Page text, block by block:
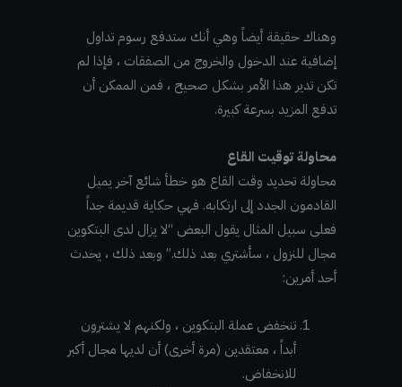
وهناك حقيقة أيضاً وهي أنك ستدفع رسوم تداول
إضافية عند الدخول والخروج من الصفقات ، فإذا لم
تكن تدير هذا الأمر بشكل صحيح ، فمن الممكن أن
تدفع المزيد بسرعة كبيرة.
محاولة توقيت القاع
محاولة تحديد وقت القاع هو خطأ شائع آخر يميل
القادمون الجدد إلى ارتكابه. فهي حكاية قديمة جداً
فعلى سبيل المثال يقول البعض “لا يزال لدى البتكوين
مجال للنزول ، سأشتري بعد ذلك.” وبعد ذلك ، يحدث
أحد أمرين:
تنخفض عملة البتكوين ، ولكنهم لا يشترون
أبداً ، معتقدين (مرة أخرى) أن لديها مجال أكبر
للانخفاض.